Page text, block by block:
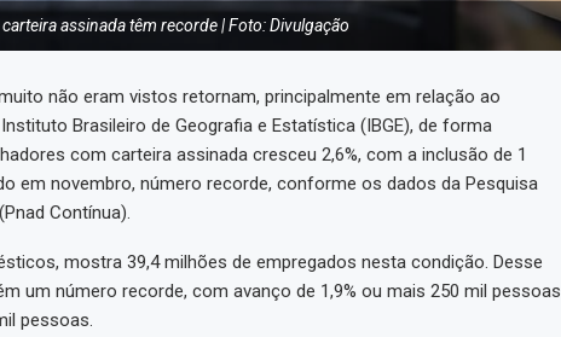
assinada têm recorde | Foto: Divulgação
não eram vistos retornam, principalmente em relação ao
Brasileiro de Geografia e Estatística (IBGE), de forma
com carteira assinada cresceu 2,6%, com a inclusão de 1
em novembro, número recorde, conforme os dados da Pesquisa
Contínua).
mostra 39,4 milhões de empregados nesta condição. Desse
um número recorde, com avanço de 1,9% ou mais 250 mil pessoas
pessoas.